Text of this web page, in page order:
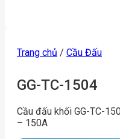
Trang chủ / Cầu Đấu
GG-TC-1504
Cầu đấu khối GG-TC-
– 150A